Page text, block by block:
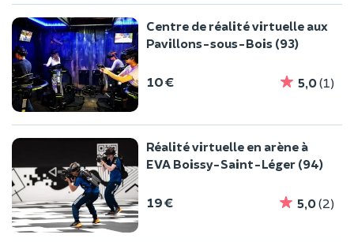
Centre de réalité virtuelle aux
Pavillons-sous-Bois (93)
10 € 5,0(1)
Réalité virtuelle en arène à
EVA Boissy-Saint-Léger (94)
19 € 5,0(2)